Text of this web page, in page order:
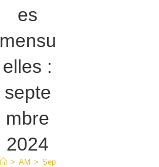
es
mensu
elles :
septe
mbre
2024
> AM > Sep